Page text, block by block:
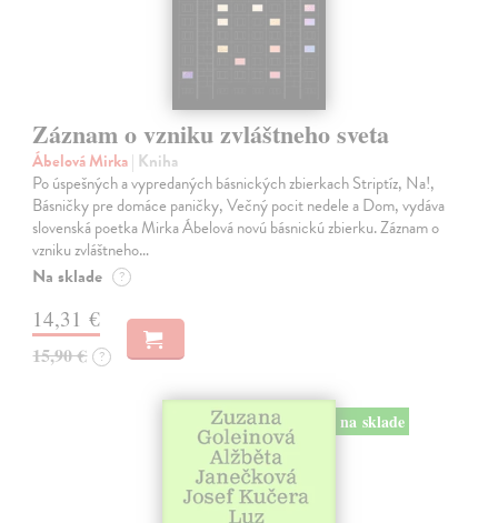
Záznam o vzniku zvláštneho sveta
Ábelová Mirka| Kniha
Po úspešných a vypredaných básnických zbierkach Striptíz, Na!,
Básničky pre domáce paničky, Večný pocit nedele a Dom, vydáva
slovenská poetka Mirka Ábelová novú básnickú zbierku. Záznam o
vzniku zvláštneho…
Na sklade ?
14,31 €
15,90 € ?
na sklade